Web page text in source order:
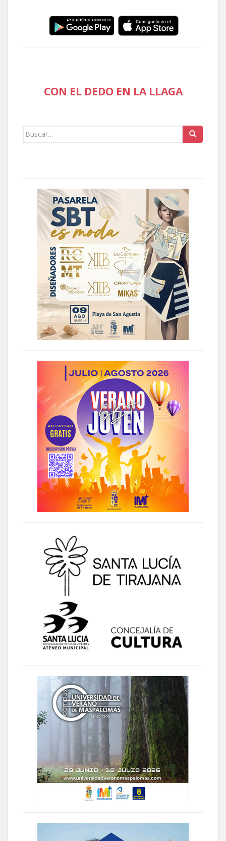
CON EL DEDO EN LA LLAGA
Buscar: